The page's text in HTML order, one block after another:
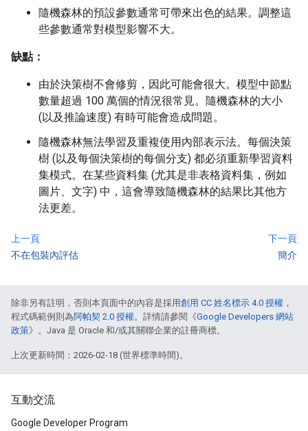
隨機森林的預設參數通常可帶來出色的結果。調整這
些參數通常對模型影響不大。
缺點：
由於決策樹不會修剪，因此可能會很大。模型中節點
數量超過 100 萬個的情況很常見。隨機森林的大小
(以及推論速度) 有時可能會造成問題。
隨機森林無法學習及重複使用內部表示法。每個決策
樹 (以及每個決策樹的每個分支) 都必須重新學習資料
集模式。在某些資料集 (尤其是非表格資料集，例如
圖片、文字) 中，這會導致隨機森林的結果比其他方
法更差。
上一頁
不在包裝內評估
下一頁
簡介
除非另有註明，否則本頁面中的內容是採用創用 CC 姓名標示 4.0 授權 ，
程式碼範例則為阿帕契 2.0 授權。詳情請參閱《Google Developers 網站
政策》。Java 是 Oracle 和/或其關聯企業的註冊商標。
上次更新時間：2026-02-18 (世界標準時間)。
互動交流
Google Developer Program